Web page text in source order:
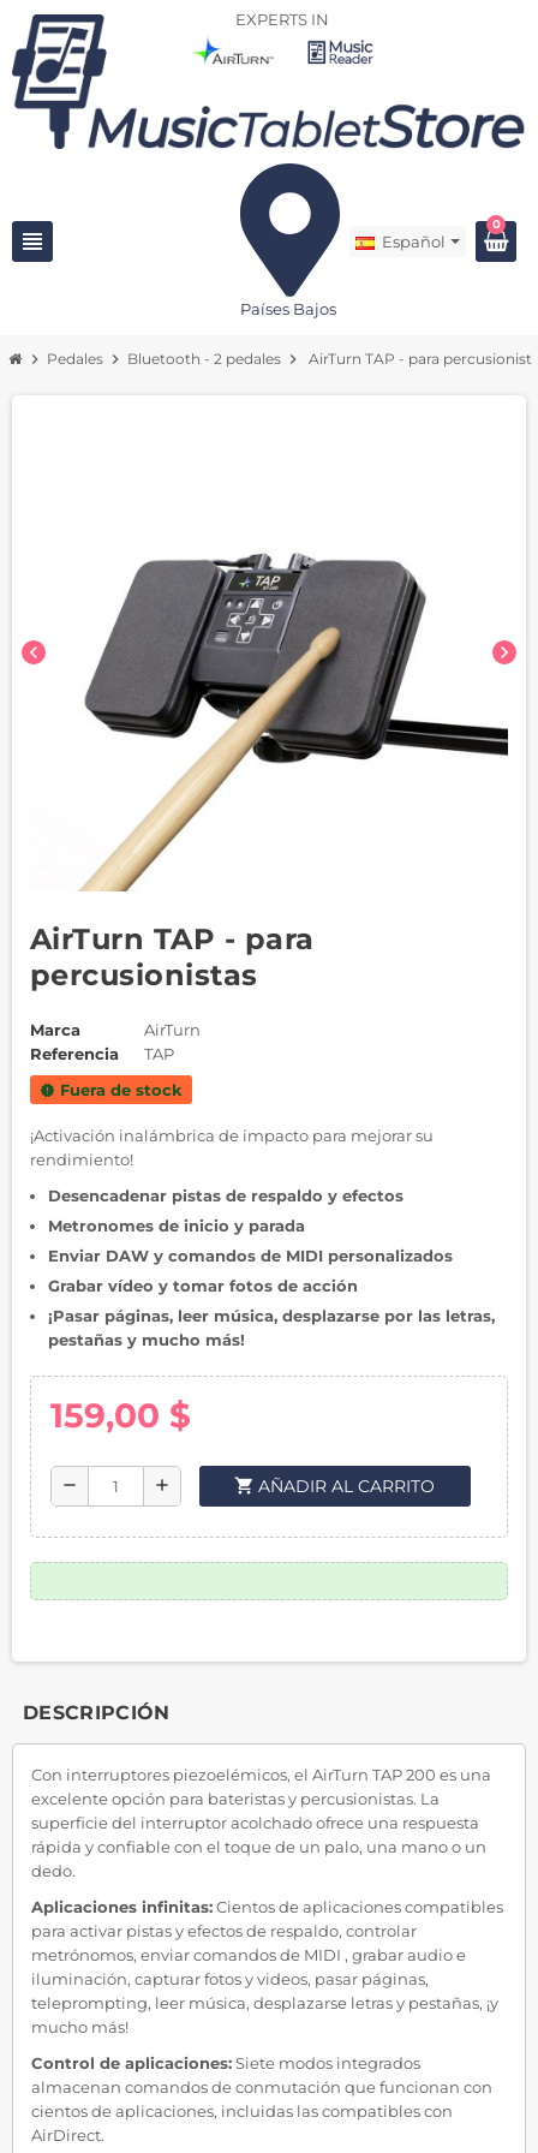
EXPERTS IN
view_headline
Países Bajos
Español
0
chevron_right Pedales chevron_right Bluetooth - 2 pedales chevron_right AirTurn TAP - para
chevron_left chevron_right
AirTurn TAP - para
percusionistas
Marca
AirTurn
Referencia
TAP
new_releases Fuera de stock
¡Activación inalámbrica de impacto para mejorar su
rendimiento!
Desencadenar pistas de respaldo y efectos
Metronomes de inicio y parada
Enviar DAW y comandos de MIDI personalizados
Grabar vídeo y tomar fotos de acción
¡Pasar páginas, leer música, desplazarse por las letras,
pestañas y mucho más!
159,00 $
remove add shopping_cart AÑADIR AL CARRITO
DESCRIPCIÓN
Con interruptores piezoelémicos, el AirTurn TAP 200 es una
excelente opción para bateristas y percusionistas. La
superficie del interruptor acolchado ofrece una respuesta
rápida y confiable con el toque de un palo, una mano o un
dedo.
Aplicaciones infinitas:Cientos de aplicaciones compatibles
para activar pistas y efectos de respaldo, controlar
metrónomos, enviar comandos de MIDI , grabar audio e
iluminación, capturar fotos y videos, pasar páginas,
teleprompting, leer música, desplazarse letras y pestañas, ¡y
mucho más!
Control de aplicaciones:Siete modos integrados
almacenan comandos de conmutación que funcionan con
cientos de aplicaciones, incluidas las compatibles con
AirDirect.